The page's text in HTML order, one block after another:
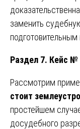
заменить
подготовительным
Раздел 7. Кейс №
Рассмотрим
стоит
простейшем
досудебного